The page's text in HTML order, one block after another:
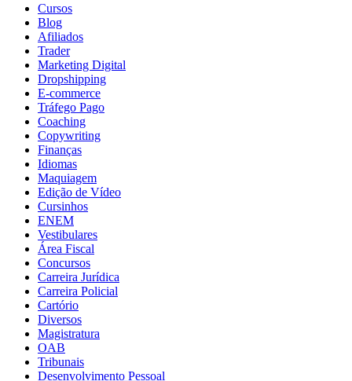
Cursos
Blog
Afiliados
Trader
Marketing Digital
Dropshipping
E-commerce
Tráfego Pago
Coaching
Copywriting
Finanças
Idiomas
Maquiagem
Edição de Vídeo
Cursinhos
ENEM
Vestibulares
Área Fiscal
Concursos
Carreira Jurídica
Carreira Policial
Cartório
Diversos
Magistratura
OAB
Tribunais
Desenvolvimento Pessoal